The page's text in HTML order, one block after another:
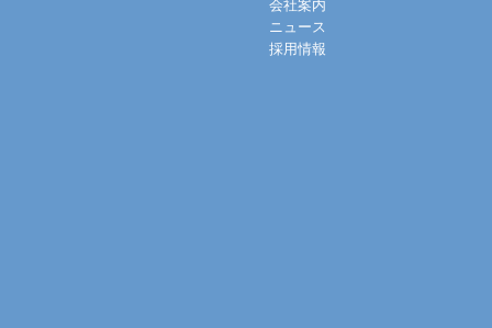
会社案内
ニュース
採用情報